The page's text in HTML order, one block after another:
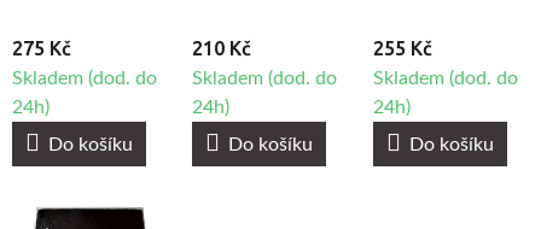
275 Kč
Skladem (dod. do
24h)
Do košíku
210 Kč
Skladem (dod. do
24h)
Do košíku
255 Kč
Skladem (dod. do
24h)
Do košíku